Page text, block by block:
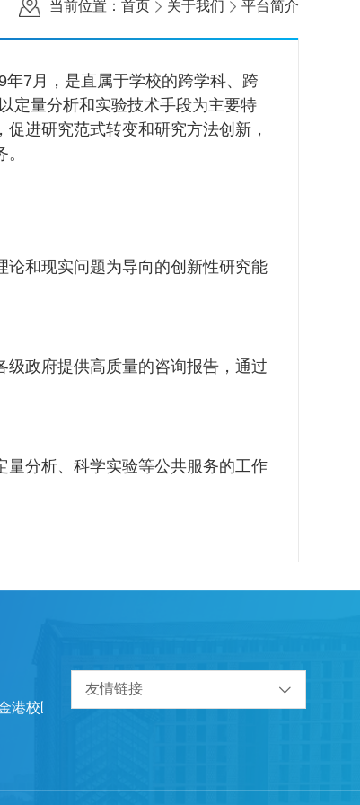
当前位置： 首页 关于我们 平台简介
年7月，是直属于学校的跨学科、跨
定量分析和实验技术手段为主要特
进研究范式转变和研究方法创新，
论和现实问题为导向的创新性研究能
政府提供高质量的咨询报告，通过
分析、科学实验等公共服务的工作
港校区东
友情链接